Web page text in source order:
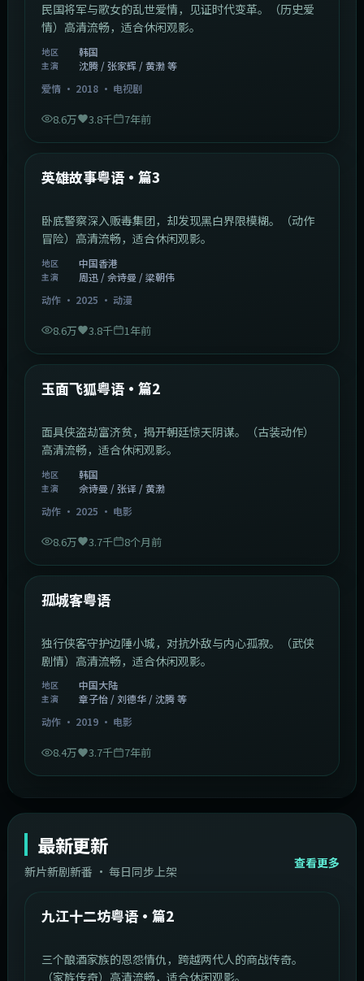
民国将军与歌女的乱世爱情，见证时代变革。（历史爱
情）高清流畅，适合休闲观影。
地区 韩国
主演
沈腾 / 张家辉 / 黄渤 等
爱情· 2018· 电视剧
8.6万 3.8千 7年前
热门
英雄故事粤语·篇3
卧底警察深入贩毒集团，却发现黑白界限模糊。（动作
冒险）高清流畅，适合休闲观影。
地区 中国香港
主演
周迅 / 佘诗曼 / 梁朝伟
动作· 2025 · 动漫
8.6万 3.8千 1年前
热门
玉面飞狐粤语·篇2
面具侠盗劫富济贫，揭开朝廷惊天阴谋。（古装动作）
高清流畅，适合休闲观影。
地区 韩国
主演
佘诗曼 / 张译 / 黄渤
动作· 2025 · 电影
8.6万 3.7千 8个月前
热门
孤城客粤语
独行侠客守护边陲小城，对抗外敌与内心孤寂。（武侠
剧情）高清流畅，适合休闲观影。
地区 中国大陆
主演
章子怡 / 刘德华 / 沈腾 等
动作· 2019· 电影
8.4万 3.7千 7年前
最新更新
新片新剧新番 · 每日同步上架
查看更多
最新
中国大陆 1:20:26
九江十二坊粤语·篇2
三个酿酒家族的恩怨情仇，跨越两代人的商战传奇。
（家族传奇）高清流畅，适合休闲观影。